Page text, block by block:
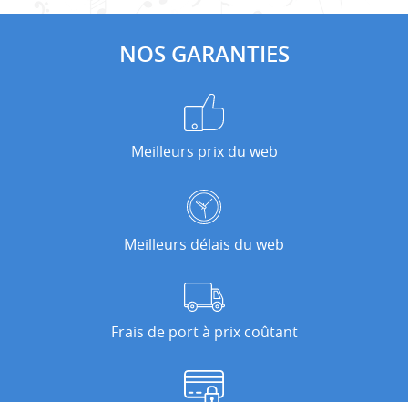
NOS GARANTIES
Meilleurs prix du web
Meilleurs délais du web
Frais de port à prix coûtant